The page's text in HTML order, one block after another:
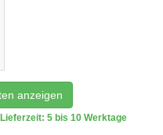
anzeigen
Lieferzeit: 5 bis 10 Werktage